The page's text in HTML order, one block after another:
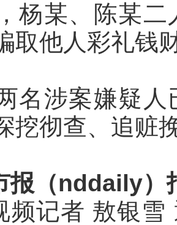
杨某、陈某
取他人彩礼钱
名涉案嫌疑
挖彻查、追赃
报（nddaily）
频记者 敖银